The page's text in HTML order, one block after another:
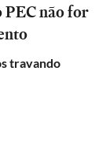
não for
travando